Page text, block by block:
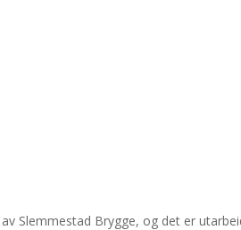
Slemmestad Brygge, og det er